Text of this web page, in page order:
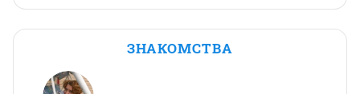
ЗНАКОМСТВА